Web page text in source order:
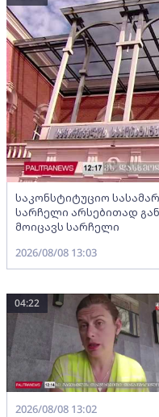
საკონსტიტუციო
სარჩელი არსებითად
მოიცავს სარჩელი
2026/08/08 13:03
04:22
2026/08/08 13:02